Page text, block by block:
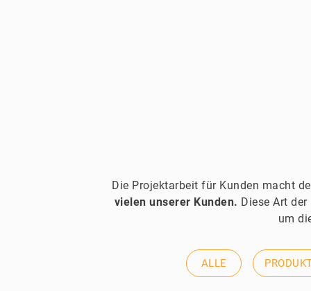
Die Projektarbeit für Kunden macht
vielen unserer Kunden. Diese Art
um
ALLE